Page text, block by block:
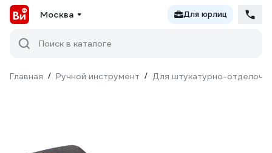
Москва Для юрлиц
Поиск в каталоге
Главная / Ручной инструмент / Для штукатурно-